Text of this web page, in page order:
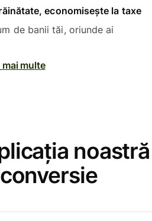
economisește la taxe
de banii tăi, oriunde ai
multe
noastră